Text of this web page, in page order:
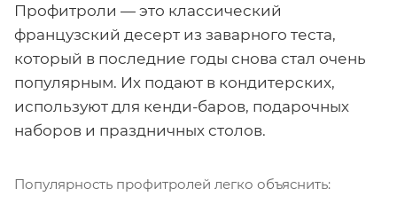
Профитроли — это классический
французский десерт из заварного теста,
который в последние годы снова стал очень
популярным. Их подают в кондитерских,
используют для кенди-баров, подарочных
наборов и праздничных столов.
Популярность профитролей легко объяснить: